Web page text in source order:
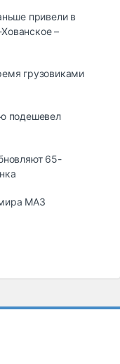
привели в
–
грузовиками
подешевел
65-
МАЗ